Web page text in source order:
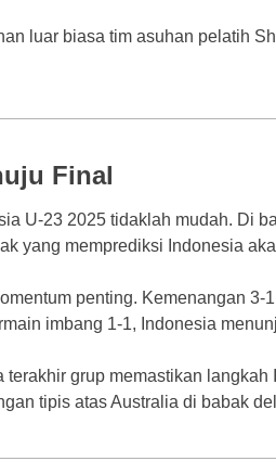
luar biasa tim asuhan pelatih
Final
U-23 2025 tidaklah mudah. Di
yang memprediksi Indonesia
penting. Kemenangan
imbang 1-1, Indonesia
grup memastikan
tipis atas Australia di babak